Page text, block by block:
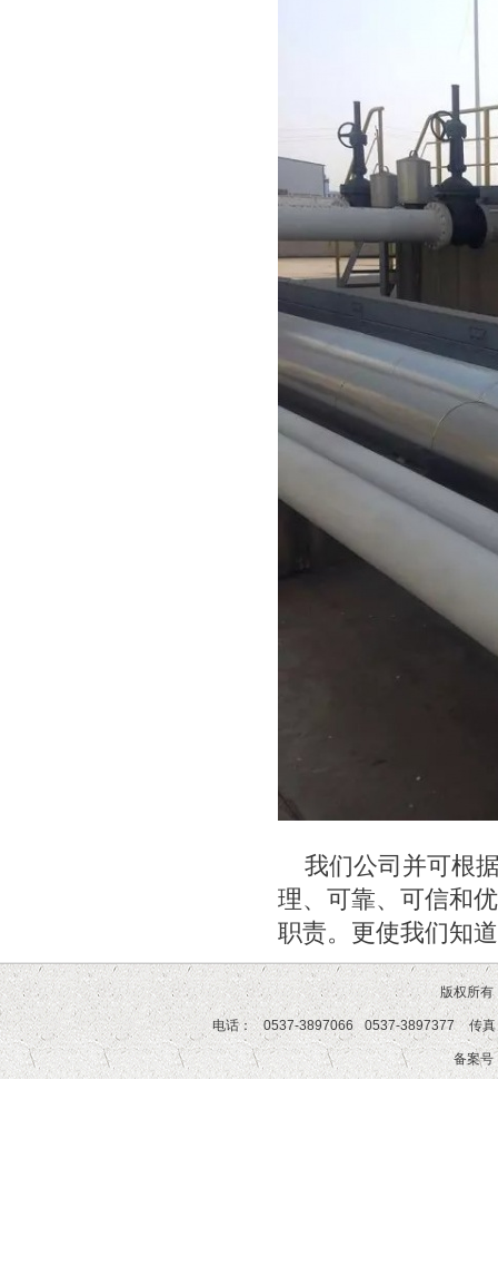
我们公司并可根
理、可靠、可信和
职责。更使我们知道
版权所有
电话： 0537-3897066 0537-3897377 传真
备案号